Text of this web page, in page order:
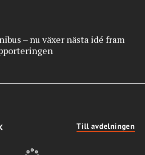
– nu växer nästa idé fram
Till avdelningen